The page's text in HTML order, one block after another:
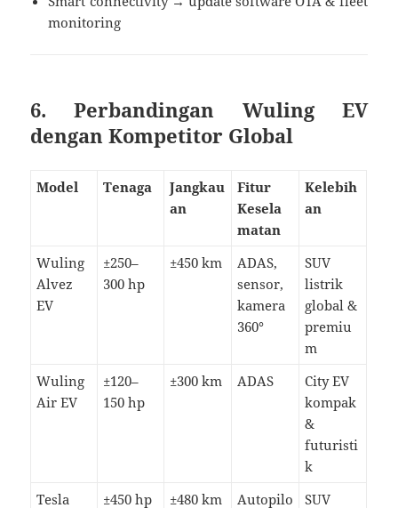
monitoring
6. Perbandingan Wuling EV
dengan Kompetitor Global
Model Tenaga
Jangkau
an
Fitur
Kesela
matan
Kelebih
an
Wuling
Alvez
EV
±250–
300 hp
±450 km
ADAS,
sensor,
kamera
360°
SUV
listrik
global &
premiu
m
Wuling
Air EV
±120–
150 hp
±300 km ADAS
City EV
kompak
&
futuristi
k
Tesla
±450 hp ±480 km Autopilo SUV